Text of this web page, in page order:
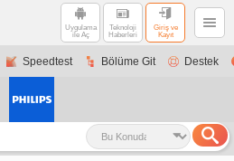
Uygulama
ile Aç
Teknoloji
Haberleri
Giriş ve
Kayıt
Speedtest Bölüme Git Destek